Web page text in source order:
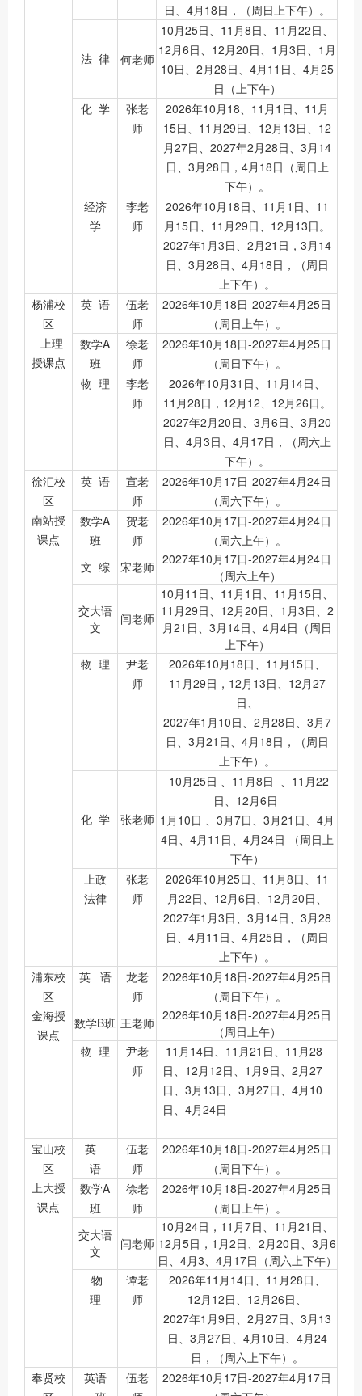
日、4月18日，（周日上下午）。
法 律 何老师
10月25日、11月8日、11月22日、
12月6日、12月20日、1月3日、1月
10日、2月28日、4月11日、4月25
日（上下午）
化 学
张老
师
2026年10月18、11月1日、11月
15日、11月29日、12月13日、12
月27日、2027年2月28日、3月14
日、3月28日，4月18日（周日上
下午）。
经济
学
李老
师
2026年10月18日、11月1日、11
月15日、11月29日、12月13日。
2027年1月3日、2月21日，3月14
日、3月28日、4月18日，（周日
上下午）。
杨浦校
区
上理
授课点
英 语
伍老
师
2026年10月18日-2027年4月25日
（周日上午）。
数学A
班
徐老
师
2026年10月18日-2027年4月25日
（周日下午）。
物 理
李老
师
2026年10月31日、11月14日、
11月28日，12月12、12月26日。
2027年2月20日、3月6日、3月20
日、4月3日、4月17日，（周六上
下午）。
徐汇校
区
南站授
课点
英 语
宣老
师
2026年10月17日-2027年4月24日
（周六下午）。
数学A
班
贺老
师
2026年10月17日-2027年4月24日
（周六上午）。
文 综
宋老师 2027年10月17日-2027年4月24日
（周六上午）
交大语
文
闫老师
10月11日、11月1日、11月15日、
11月29日、12月20日、1月3日、2
月21日、3月14日、4月4日（周日
上下午）
物 理
尹老
师
2026年10月18日、11月15日、
11月29日，12月13日、12月27
日、
2027年1月10日、2月28日、3月7
日、3月21日、4月18日，（周日
上下午）。
化 学 张老师
10月25日 、11月8日 、11月22
日、12月6日
1月10日 、3月7日、3月21日、4月
4日、4月11日、4月24日 （周日上
下午）
上政
法律
张老
师
2026年10月25日、11月8日、11
月22日、12月6日、12月20日、
2027年1月3日、3月14日、3月28
日、4月11日、4月25日，（周日
上下午）。
浦东校
区
金海授
课点
英 语
龙老
师
2026年10月18日-2027年4月25日
（周日下午）。
数学B班 王老师 2026年10月18日-2027年4月25日
（周日上午）
物 理
尹老
师
11月14日、11月21日、11月28
日、12月12日、1月9日、2月27
日、3月13日、3月27日、4月10
日、4月24日
宝山校
区
上大授
课点
英
语
伍老
师
2026年10月18日-2027年4月25日
（周日下午）。
数学A
班
徐老
师
2026年10月18日-2027年4月25日
（周日上午）。
交大语
文
闫老师
10月24日，11月7日、11月21日、
12月5日，1月2日、2月20日、3月6
日、4月3、4月17日（周六上下午）
物
理
谭老
师
2026年11月14日、11月28日、
12月12日、12月26日、
2027年1月9日、2月27日、3月13
日、3月27日、4月10日、4月24
日，（周六上下午）。
奉贤校
英语
伍老
2026年10月17日-2027年4月17日